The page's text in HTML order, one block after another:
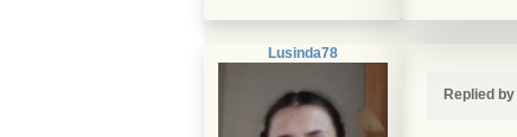
Lusinda78
Replied by